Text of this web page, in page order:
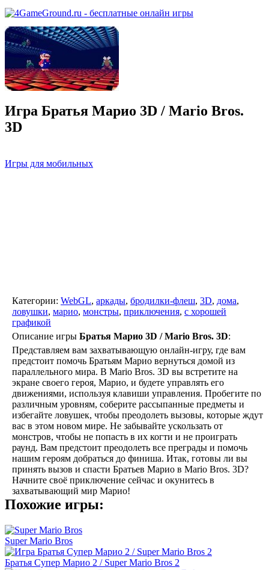
Игра Братья Марио 3D / Mario Bros.
3D
Игры для мобильных
Категории: WebGL, аркады, бродилки-флеш, 3D, дома,
ловушки, марио, монстры, приключения, с хорошей
графикой
Описание игры Братья Марио 3D / Mario Bros. 3D:
Представляем вам захватывающую онлайн-игру, где вам
предстоит помочь Братьям Марио вернуться домой из
параллельного мира. В Mario Bros. 3D вы встретите на
экране своего героя, Марио, и будете управлять его
движениями, используя клавиши управления. Пробегите по
различным уровням, соберите рассыпанные предметы и
избегайте ловушек, чтобы преодолеть вызовы, которые ждут
вас в этом новом мире. Не забывайте ускользать от
монстров, чтобы не попасть в их когти и не проиграть
раунд. Вам предстоит преодолеть все преграды и помочь
нашим героям добраться до финиша. Итак, готовы ли вы
принять вызов и спасти Братьев Марио в Mario Bros. 3D?
Начните своё приключение сейчас и окунитесь в
захватывающий мир Марио!
Похожие игры:
Super Mario Bros
Братья Супер Марио 2 / Super Mario Bros 2